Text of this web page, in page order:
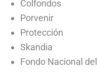
Colfondos
Porvenir
Protección
Skandia
Fondo Nacional